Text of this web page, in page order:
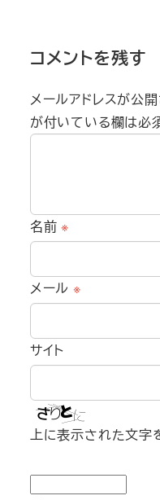
コメントを残す
メールアドレスが公
が付いている欄は必
名前※
メール ※
サイト
上に表示された文字